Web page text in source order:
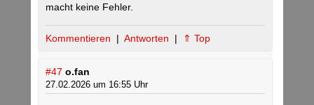
macht keine Fehler.
Kommentieren | Antworten | ⇑ Top
#47 o.fan
27.02.2026 um 16:55 Uhr